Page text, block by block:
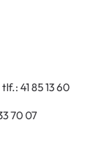
41 85 13 60
70 07